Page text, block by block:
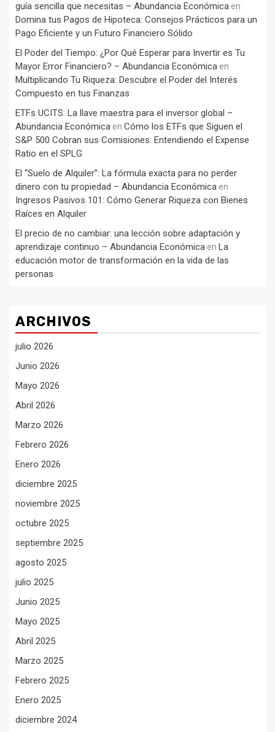
guía sencilla que necesitas – Abundancia Económica en
Domina tus Pagos de Hipoteca: Consejos Prácticos para un
Pago Eficiente y un Futuro Financiero Sólido
El Poder del Tiempo: ¿Por Qué Esperar para Invertir es Tu
Mayor Error Financiero? – Abundancia Económica en
Multiplicando Tu Riqueza: Descubre el Poder del Interés
Compuesto en tus Finanzas
ETFs UCITS: La llave maestra para el inversor global –
Abundancia Económica en Cómo los ETFs que Siguen el
S&P 500 Cobran sus Comisiones: Entendiendo el Expense
Ratio en el SPLG
El “Suelo de Alquiler”: La fórmula exacta para no perder
dinero con tu propiedad – Abundancia Económica en
Ingresos Pasivos 101: Cómo Generar Riqueza con Bienes
Raíces en Alquiler
El precio de no cambiar: una lección sobre adaptación y
aprendizaje continuo – Abundancia Económica en La
educación motor de transformación en la vida de las
personas
ARCHIVOS
julio 2026
Junio 2026
Mayo 2026
Abril 2026
Marzo 2026
Febrero 2026
Enero 2026
diciembre 2025
noviembre 2025
octubre 2025
septiembre 2025
agosto 2025
julio 2025
Junio 2025
Mayo 2025
Abril 2025
Marzo 2025
Febrero 2025
Enero 2025
diciembre 2024